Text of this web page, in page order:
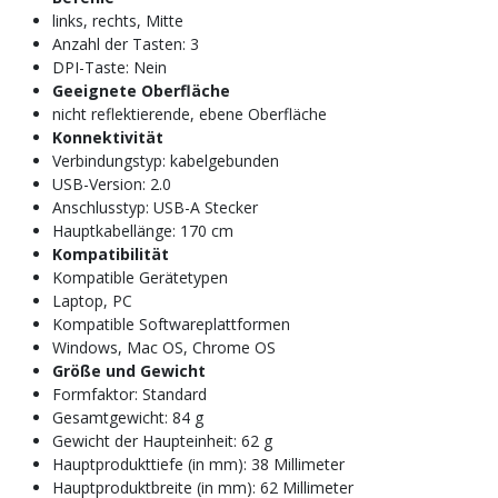
links, rechts, Mitte
Anzahl der Tasten: 3
DPI-Taste: Nein
Geeignete Oberfläche
nicht reflektierende, ebene Oberfläche
Konnektivität
Verbindungstyp: kabelgebunden
USB-Version: 2.0
Anschlusstyp: USB-A Stecker
Hauptkabellänge: 170 cm
Kompatibilität
Kompatible Gerätetypen
Laptop, PC
Kompatible Softwareplattformen
Windows, Mac OS, Chrome OS
Größe und Gewicht
Formfaktor: Standard
Gesamtgewicht: 84 g
Gewicht der Haupteinheit: 62 g
Hauptprodukttiefe (in mm): 38 Millimeter
Hauptproduktbreite (in mm): 62 Millimeter